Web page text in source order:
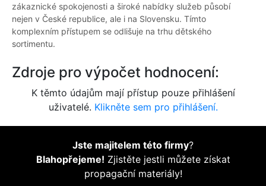
zákaznické spokojenosti a široké nabídky služeb působí
nejen v České republice, ale i na Slovensku. Tímto
komplexním přístupem se odlišuje na trhu dětského
sortimentu.
Zdroje pro výpočet hodnocení:
K těmto údajům mají přístup pouze přihlášení
uživatelé. Klikněte sem pro přihlášení.
Jste majitelem této firmy?
Blahopřejeme! Zjistěte jestli můžete získat
propagační materiály!